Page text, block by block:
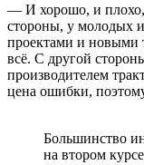
— И хорошо, и
стороны, у молодых
проектами и новыми
всё. С другой
производителем
цена ошибки,
Большинство
на втором